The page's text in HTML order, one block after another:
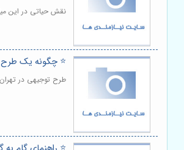
نقش حیاتی در این
⭐️ چگونه یک طرح
طرح توجیهی در